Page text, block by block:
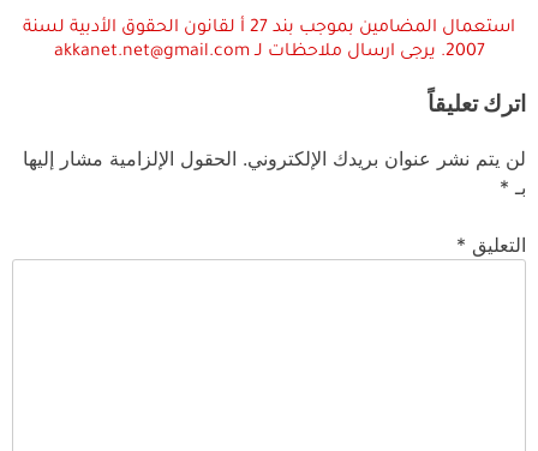
استعمال المضامين بموجب بند 27 أ لقانون الحقوق الأدبية لسنة
2007. يرجى ارسال ملاحظات لـ akkanet.net@gmail.com
اترك تعليقاً
لن يتم نشر عنوان بريدك الإلكتروني. الحقول الإلزامية مشار إليها
بـ *
التعليق *